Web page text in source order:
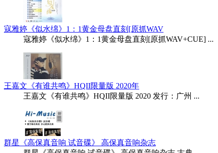
寇雅婷《似水绵》1：1黄金母盘直刻[原抓WAV
寇雅婷《似水绵》1：1黄金母盘直刻[原抓WAV+CUE] ...
王嘉文《有谁共鸣》HQII限量版 2020年
王嘉文《有谁共鸣》HQII限量版 2020 发行：广州 ...
群星《高保真音响 试音碟》 高保真音响杂志